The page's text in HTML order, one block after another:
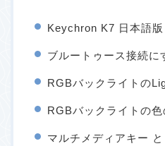
Keychron K7 日本語
ブルートゥース接続に
RGBバックライトの
RGBバックライトの色
マルチメディアキー